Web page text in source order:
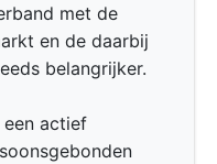
met de
en de daarbij
belangrijker.
actief